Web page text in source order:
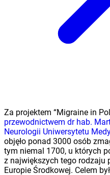
Za projektem “Migraine in
przewodnictwem dr hab.
Neurologii Uniwersytetu
objęło ponad 3000 osób
tym niemal 1700, u których
z największych tego rodzaju
Europie Środkowej. Celem